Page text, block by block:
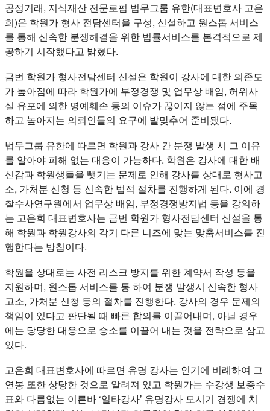
공정거래, 지식재산 전문로펌 법무그룹 유한(대표변호사 고은
희)은 학원가 형사 전담센터을 구성, 신설하고 원스톱 서비스
를 통해 신속한 분쟁해결을 위한 법률서비스를 본격적으로 제
공하기 시작했다고 밝혔다.
금번 학원가 형사전담센터 신설은 학원이 강사에 대한 의존도
가 높아짐에 따라 학원가에 부정경쟁 및 업무상 배임, 허위사
실 유포에 의한 명예훼손 등의 이슈가 끊이지 않는 점에 주목
하고 높아지는 의뢰인들의 요구에 발맞추어 준비됐다.
법무그룹 유한에 따르면 학원과 강사 간 분쟁 발생 시 그 이유
를 알아야 피해 없는 대응이 가능하다. 학원은 강사에 대한 배
신감과 학원생들을 뺏기는 문제로 인해 강사를 상대로 형사고
소, 가처분 신청 등 신속한 법적 절차를 진행하게 된다. 이에 경
찰수사연구원에서 업무상 배임, 부정경쟁방지법 등을 강의하
는 고은희 대표변호사는 금번 학원가 형사전담센터 신설을 통
해 학원과 학원강사의 각기 다른 니즈에 맞는 맞춤서비스를 진
행한다는 방침이다.
학원을 상대로는 사전 리스크 방지를 위한 계약서 작성 등을
지원하며, 원스톱 서비스를 통 하여 분쟁 발생시 신속한 형사
고소, 가처분 신청 등의 절차를 진행한다. 강사의 경우 문제의
책임이 있다고 판단될 때 빠른 합의를 이끌어내며, 아닐 경우
에는 당당한 대응으로 승소를 이끌어 내는 것을 전략으로 삼고
있다.
고은희 대표변호사에 따르면 유명 강사는 인기에 비례하여 그
연봉 또한 상당한 것으로 알려져 있고 학원가는 수강생 보증수
표와 다름없는 이른바 ‘일타강사’ 유명강사 모시기 경쟁에 치